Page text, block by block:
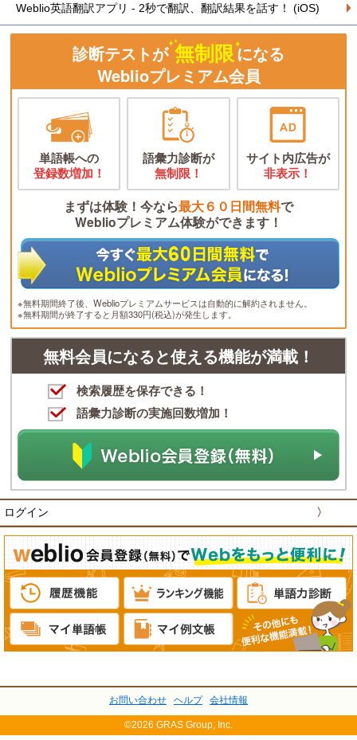
Weblio英語翻訳アプリ - 2秒で翻訳、翻訳結果を話す！ (iOS)
診断テストが 無制限になる
Weblioプレミアム会員
単語帳への
登録数増加！
語彙力診断が
無制限！
サイト内広告が
非表示！
まずは体験！今なら最大６０日間無料で
Weblioプレミアム体験ができます！
※無料期間終了後、Weblioプレミアムサービスは自動的に解約されません。
※無料期間が終了すると月額330円(税込)が発生します。
無料会員になると使える機能が満載！
検索履歴を保存できる！
語彙力診断の実施回数増加！
ログイン 〉
お問い合わせ ヘルプ 会社情報
©2026 GRAS Group, Inc.